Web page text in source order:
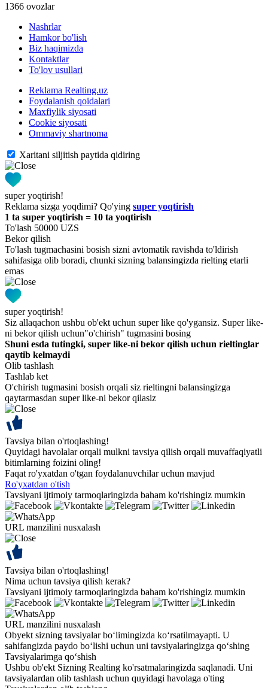
1366 ovozlar
Nashrlar
Hamkor bo'lish
Biz haqimizda
Kontaktlar
To'lov usullari
Reklama Realting.uz
Foydalanish qoidalari
Maxfiylik siyosati
Cookie siyosati
Ommaviy shartnoma
Xaritani siljitish paytida qidiring
super yoqtirish!
Reklama sizga yoqdimi? Qo'ying super yoqtirish
1 ta super yoqtirish = 10 ta yoqtirish
To'lash 50000 UZS
Bekor qilish
To'lash tugmachasini bosish sizni avtomatik ravishda to'ldirish
sahifasiga olib boradi, chunki sizning balansingizda rielting etarli
emas
super yoqtirish!
Siz allaqachon ushbu ob'ekt uchun super like qo'ygansiz. Super like-
ni bekor qilish uchun"o'chirish" tugmasini bosing
Shuni esda tutingki, super like-ni bekor qilish uchun rieltinglar
qaytib kelmaydi
Olib tashlash
Tashlab ket
O'chirish tugmasini bosish orqali siz rieltingni balansingizga
qaytarmasdan super like-ni bekor qilasiz
Tavsiya bilan o'rtoqlashing!
Quyidagi havolalar orqali mulkni tavsiya qilish orqali muvaffaqiyatli
bitimlarning foizini oling!
Faqat ro'yxatdan o'tgan foydalanuvchilar uchun mavjud
Ro'yxatdan o'tish
Tavsiyani ijtimoiy tarmoqlaringizda baham ko'rishingiz mumkin
URL manzilini nusxalash
Tavsiya bilan o'rtoqlashing!
Nima uchun tavsiya qilish kerak?
Tavsiyani ijtimoiy tarmoqlaringizda baham ko'rishingiz mumkin
URL manzilini nusxalash
Obyekt sizning tavsiyalar bo‘limingizda ko‘rsatilmayapti. U
sahifangizda paydo bo‘lishi uchun uni tavsiyalaringizga qo‘shing
Tavsiyalarimga qo‘shish
Ushbu ob'ekt Sizning Realting ko'rsatmalaringizda saqlanadi. Uni
tavsiyalardan olib tashlash uchun quyidagi havolaga o'ting